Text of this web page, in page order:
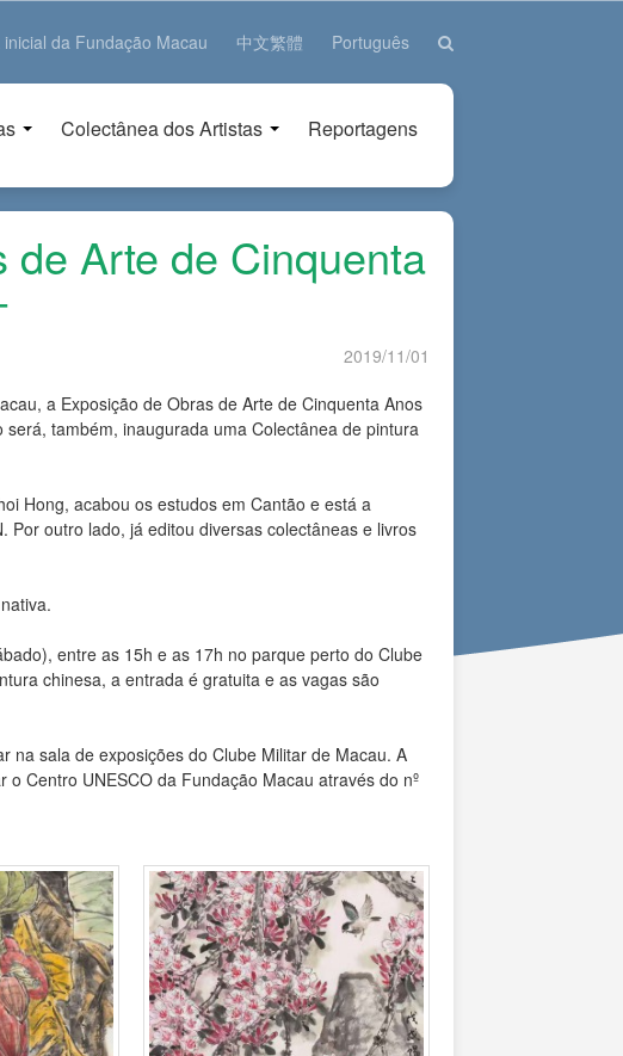
da Fundação Macau 中文繁體 Português
Colectânea dos Artistas Reportagens
de Arte de Cinquenta
2019/11/01
a Exposição de Obras de Arte de Cinquenta Anos
também, inaugurada uma Colectânea de pintura
Hong, acabou os estudos em Cantão e está a
Por outro lado, já editou diversas colectâneas e livros
entre as 15h e as 17h no parque perto do Clube
chinesa, a entrada é gratuita e as vagas são
na sala de exposições do Clube Militar de Macau. A
Centro UNESCO da Fundação Macau através do nº